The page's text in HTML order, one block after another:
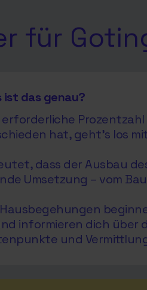
für
ist das genau?
erforderliche
hat, geht’s los
dass der Ausbau
Umsetzung – vom
informieren dich über
und